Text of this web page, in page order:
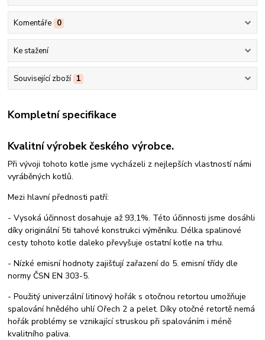
Komentáře 0
Ke stažení
Související zboží 1
Kompletní specifikace
Kvalitní výrobek českého výrobce.
Při vývoji tohoto kotle jsme vycházeli z nejlepších vlastností námi
vyráběných kotlů.
Mezi hlavní přednosti patří:
- Vysoká účinnost dosahuje až 93,1%. Této účinnosti jsme dosáhli
díky originální 5ti tahové konstrukci výměníku. Délka spalinové
cesty tohoto kotle daleko převyšuje ostatní kotle na trhu.
- Nízké emisní hodnoty zajišťují zařazení do 5. emisní třídy dle
normy ČSN EN 303-5.
- Použitý univerzální litinový hořák s otočnou retortou umožňuje
spalování hnědého uhlí Ořech 2 a pelet. Díky otočné retortě nemá
hořák problémy se vznikající struskou při spalováním i méně
kvalitního paliva.